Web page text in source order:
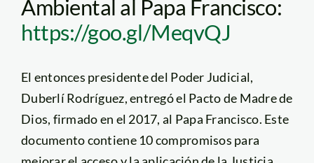
Ambiental al Papa Francisco:
https://goo.gl/MeqvQJ
El entonces presidente del Poder Judicial,
Duberlí Rodríguez, entregó el Pacto de Madre de
Dios, firmado en el 2017, al Papa Francisco. Este
documento contiene 10 compromisos para